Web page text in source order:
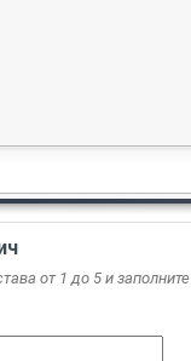
от 1 до 5 и заполните